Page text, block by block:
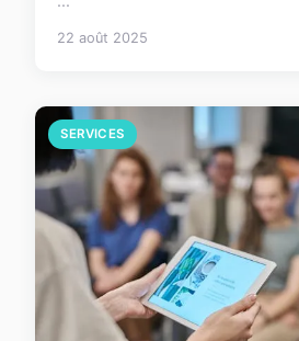
22 août 2025
SERVICES